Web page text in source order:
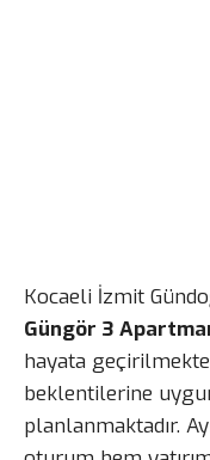
Kocaeli İzmit
Güngör 3
hayata
beklentilerine
planlanmaktadır.